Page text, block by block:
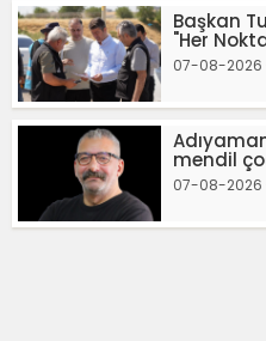
Başkan
"Her
07-08-2026
mendil
07-08-2026